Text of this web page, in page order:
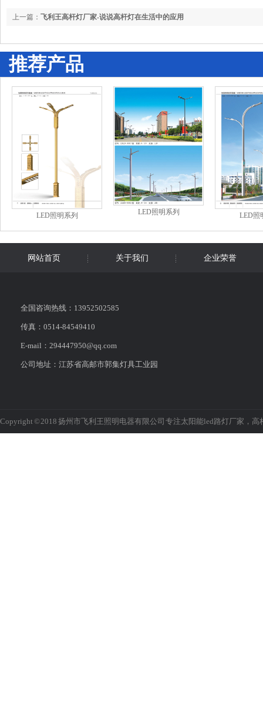
上一篇： 飞利王高杆灯厂家-说说高杆灯在生活中的应用
推荐产品
LED照明系列 LED照明系列 LED照
网站首页 关于我们 企业荣誉
全国咨询热线：13952502585
传真：0514-84549410
E-mail：294447950@qq.com
公司地址：江苏省高邮市郭集灯具工业园
Copyright © 2018 扬州市飞利王照明电器有限公司 专注太阳能led路灯厂家，